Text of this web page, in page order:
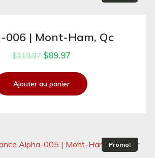
006 | Mont-Ham, Qc
$119.97 $89.97
Ajouter au panier
Promo!